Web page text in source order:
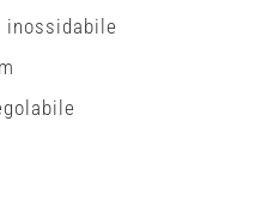
inossidabile